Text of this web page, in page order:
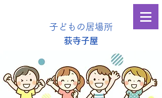
子どもの居場所
​荻寺子屋